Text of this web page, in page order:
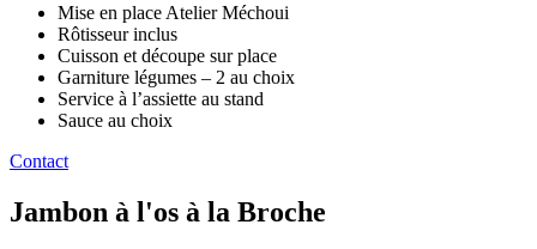
Mise en place Atelier Méchoui
Rôtisseur inclus
Cuisson et découpe sur place
Garniture légumes – 2 au choix
Service à l’assiette au stand
Sauce au choix
Contact
Jambon à l'os à la Broche